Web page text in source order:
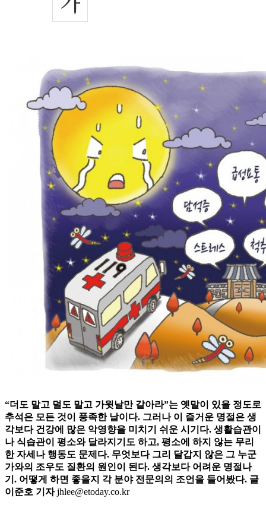
“더도 말고 덜도 말고 가윗날만 같아라”는 옛말이 있을 정도로
추석은 모든 것이 풍족한 날이다. 그러나 이 즐거운 명절은 생
각보다 건강에 많은 악영향을 미치기 쉬운 시기다. 생활습관이
나 식습관이 평소와 달라지기도 하고, 평소에 하지 않는 무리
한 자세나 행동도 문제다. 무엇보다 그리 달갑지 않은 그 누군
가와의 조우도 질환의 원인이 된다. 생각보다 어려운 명절나
기. 어떻게 하면 좋을지 각 분야 전문의의 조언을 들어봤다. 글
이준호 기자jhlee@etoday.co.kr